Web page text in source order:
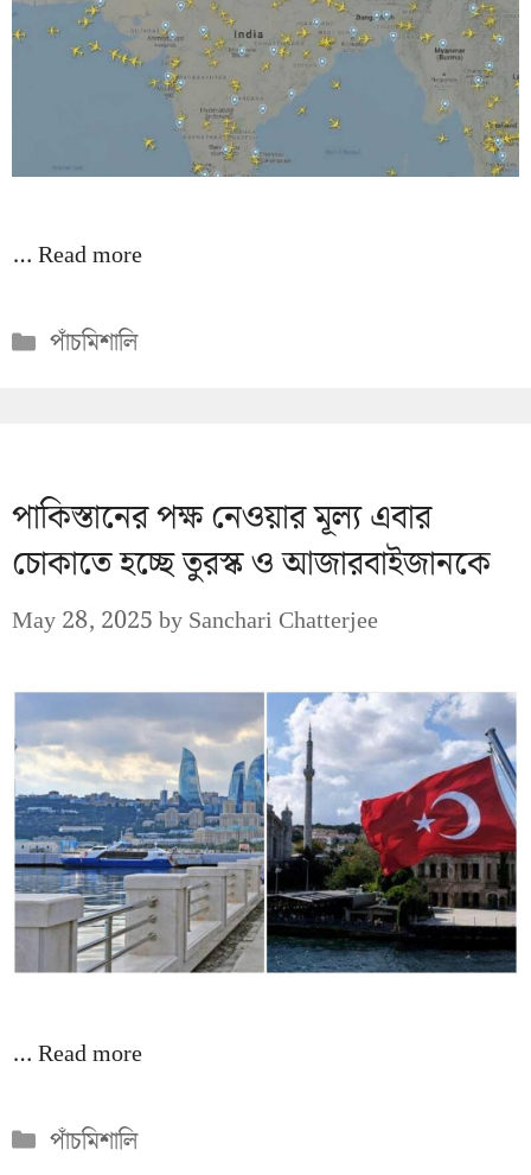
…Read more
Categories
পাঁচমিশালি
পাকিস্তানের পক্ষ নেওয়ার মূল্য এবার
চোকাতে হচ্ছে তুরস্ক ও আজারবাইজানকে
May 28, 2025bySanchari Chatterjee
…Read more
Categories
পাঁচমিশালি